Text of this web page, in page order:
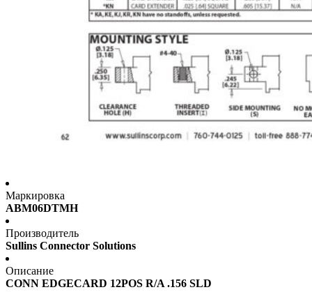
Маркировка
ABM06DTMH
Производитель
Sullins Connector Solutions
Описание
CONN EDGECARD 12POS R/A .156 SLD